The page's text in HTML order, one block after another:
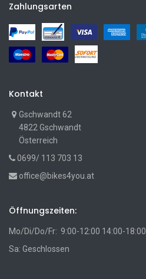
Zahlungsarten
Kontakt
Gschwandt 62
4822 Gschwandt
Österreich
0699/ 113 703 13
office@bikes4you.at
Öffnungszeiten:
Mo/Di/Do/Fr: 9:00-12:00 14:00-18:00
Sa: Geschlossen